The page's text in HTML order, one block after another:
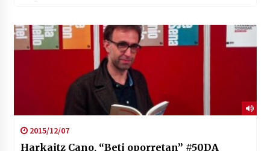
2015/12/07
Harkaitz Cano, “Beti oporretan” #50DA